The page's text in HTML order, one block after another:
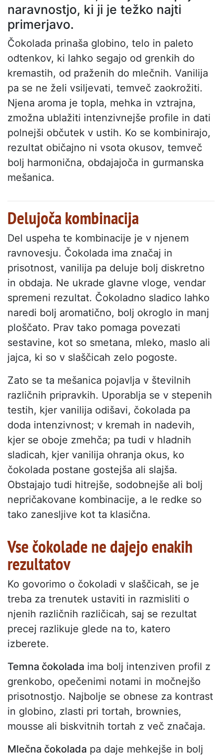
naravnostjo, ki ji je težko najti
primerjavo.
Čokolada prinaša globino, telo in paleto
odtenkov, ki lahko segajo od grenkih do
kremastih, od praženih do mlečnih. Vanilija
pa se ne želi vsiljevati, temveč zaokrožiti.
Njena aroma je topla, mehka in vztrajna,
zmožna ublažiti intenzivnejše profile in dati
polnejši občutek v ustih. Ko se kombinirajo,
rezultat običajno ni vsota okusov, temveč
bolj harmonična, obdajajoča in gurmanska
mešanica.
Delujoča kombinacija
Del uspeha te kombinacije je v njenem
ravnovesju. Čokolada ima značaj in
prisotnost, vanilija pa deluje bolj diskretno
in obdaja. Ne ukrade glavne vloge, vendar
spremeni rezultat. Čokoladno sladico lahko
naredi bolj aromatično, bolj okroglo in manj
ploščato. Prav tako pomaga povezati
sestavine, kot so smetana, mleko, maslo ali
jajca, ki so v slaščicah zelo pogoste.
Zato se ta mešanica pojavlja v številnih
različnih pripravkih. Uporablja se v stepenih
testih, kjer vanilija odišavi, čokolada pa
doda intenzivnost; v kremah in nadevih,
kjer se oboje zmehča; pa tudi v hladnih
sladicah, kjer vanilija ohranja okus, ko
čokolada postane gostejša ali slajša.
Obstajajo tudi hitrejše, sodobnejše ali bolj
nepričakovane kombinacije, a le redke so
tako zanesljive kot ta klasična.
Vse čokolade ne dajejo enakih
rezultatov
Ko govorimo o čokoladi v slaščicah, se je
treba za trenutek ustaviti in razmisliti o
njenih različnih različicah, saj se rezultat
precej razlikuje glede na to, katero
izberete.
Temna čokolada ima bolj intenziven profil z
grenkobo, opečenimi notami in močnejšo
prisotnostjo. Najbolje se obnese za kontrast
in globino, zlasti pri tortah, brownies,
mousse ali biskvitnih tortah z več značaja.
Mlečna čokolada pa daje mehkejše in bolj